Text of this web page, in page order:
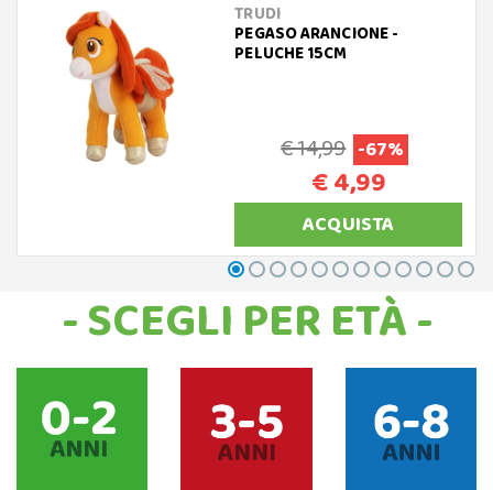
TRUDI
PEGASO ARANCIONE -
PELUCHE 15CM
€ 14,99 -67%
€ 4,99
ACQUISTA
- SCEGLI PER ETÀ -